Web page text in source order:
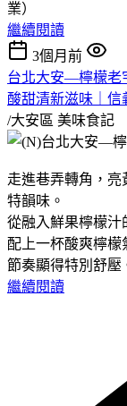
業）
繼續閱讀
3個月前
台北大安—檸檬老
酸甜清新滋味｜
/大安區 美味食記
走進巷弄轉角，亮
特韻味。
從融入鮮果檸檬汁
配上一杯酸爽檸檬
節奏顯得特別舒壓
繼續閱讀